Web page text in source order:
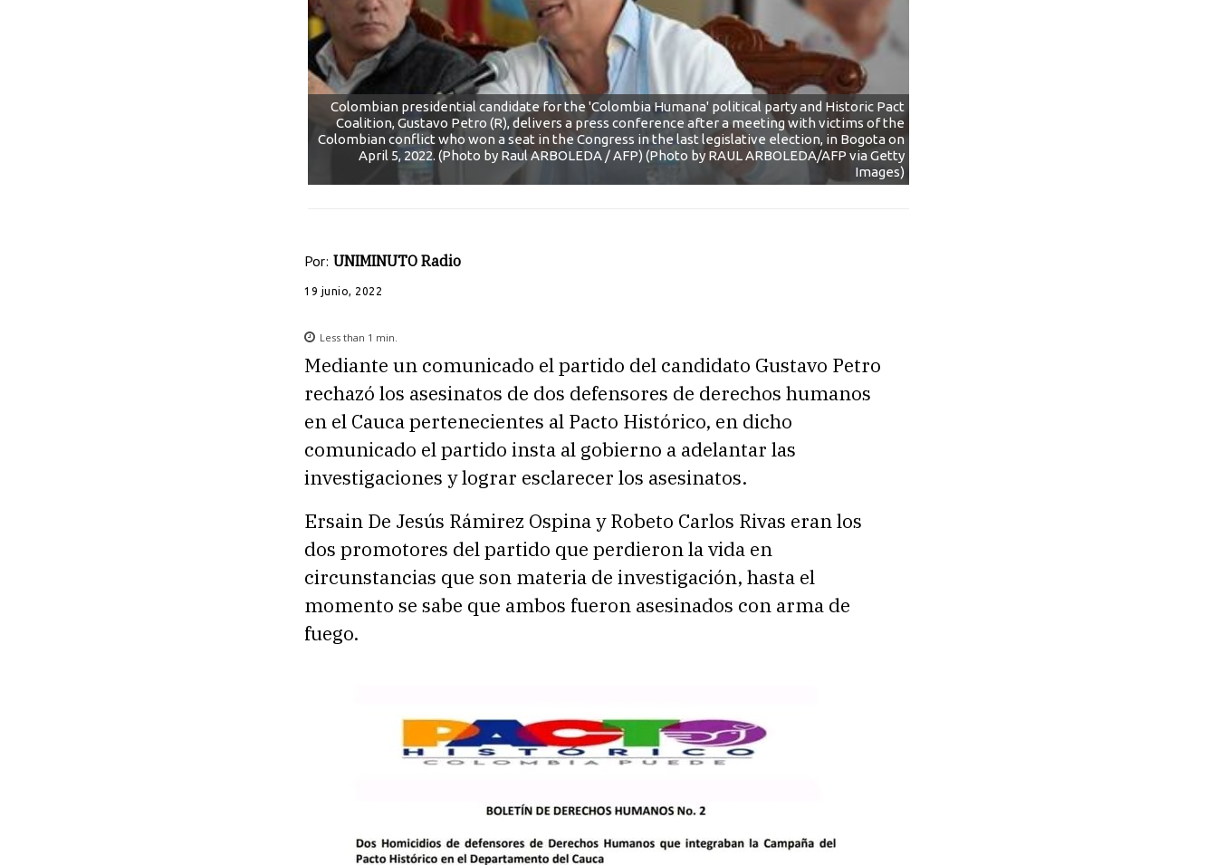
Colombian presidential candidate for the 'Colombia Humana' political party and Historic Pact
Coalition, Gustavo Petro (R), delivers a press conference after a meeting with victims of the
Colombian conflict who won a seat in the Congress in the last legislative election, in Bogota on
April 5, 2022. (Photo by Raul ARBOLEDA / AFP) (Photo by RAUL ARBOLEDA/AFP via Getty
Images)
Por: UNIMINUTO Radio
19 junio, 2022
Less than 1 min.
Mediante un comunicado el partido del candidato Gustavo Petro
rechazó los asesinatos de dos defensores de derechos humanos
en el Cauca pertenecientes al Pacto Histórico, en dicho
comunicado el partido insta al gobierno a adelantar las
investigaciones y lograr esclarecer los asesinatos.
Ersain De Jesús Rámirez Ospina y Robeto Carlos Rivas eran los
dos promotores del partido que perdieron la vida en
circunstancias que son materia de investigación, hasta el
momento se sabe que ambos fueron asesinados con arma de
fuego.